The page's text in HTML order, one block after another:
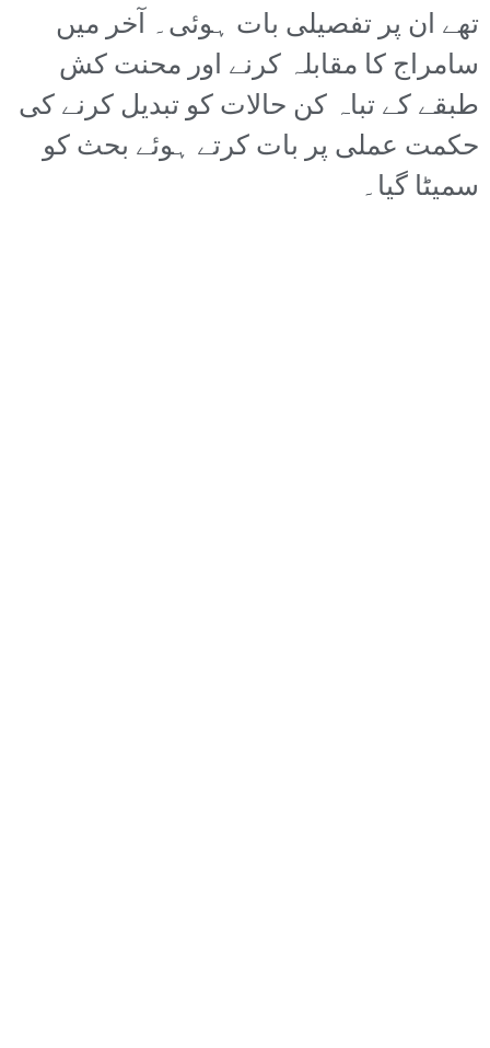
تھے ان پر تفصیلی بات ہوئی۔ آخر میں
سامراج کا مقابلہ کرنے اور محنت کش
طبقے کے تباہ کن حالات کو تبدیل کرنے کی
حکمت عملی پر بات کرتے ہوئے بحث کو
سمیٹا گیا۔